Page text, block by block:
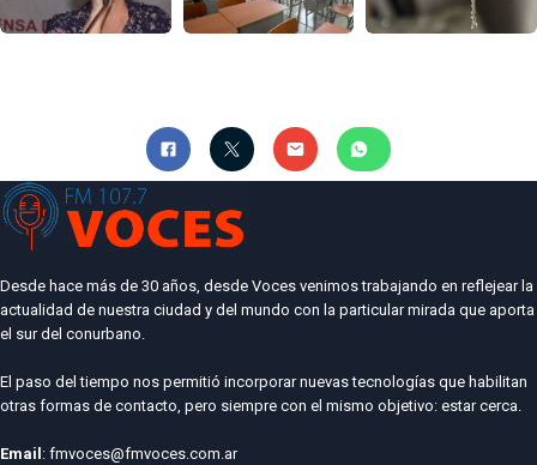
Desde hace más de 30 años, desde Voces venimos trabajando en reflejear la
actualidad de nuestra ciudad y del mundo con la particular mirada que aporta
el sur del conurbano.
El paso del tiempo nos permitió incorporar nuevas tecnologías que habilitan
otras formas de contacto, pero siempre con el mismo objetivo: estar cerca.
Email : fmvoces@fmvoces.com.ar